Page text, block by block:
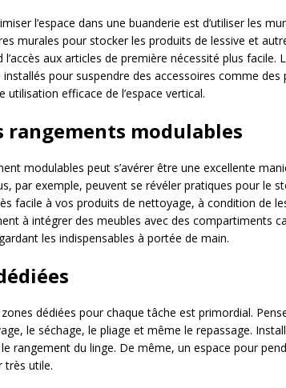
l’espace dans une buanderie est d’utiliser les
murales pour stocker les produits de lessive et
l’accès aux articles de première nécessité plus facile.
pour suspendre des accessoires comme des
efficace de l’espace vertical.
rangements modulables
modulables peut s’avérer être une excellente
par exemple, peuvent se révéler pratiques pour le
facile à vos produits de nettoyage, à condition de
à intégrer des meubles avec des compartiments
les indispensables à portée de main.
dédiées pour chaque tâche est primordial.
le séchage, le pliage et même le repassage.
rangement du linge. De même, un espace pour
très utile.